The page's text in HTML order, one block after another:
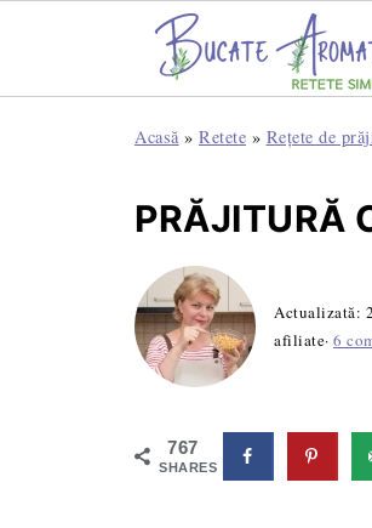
Acasă » Retete » Rețete de
PRĂJITURĂ
Actualizată:
afiliate· 6
767
SHARES